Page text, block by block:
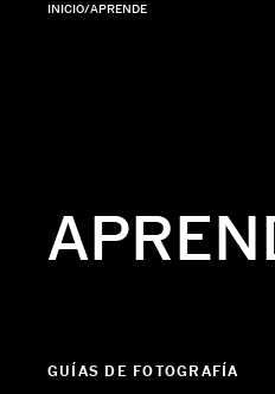
INICIO/APRENDE
GUÍAS DE FOTOGRAFÍA